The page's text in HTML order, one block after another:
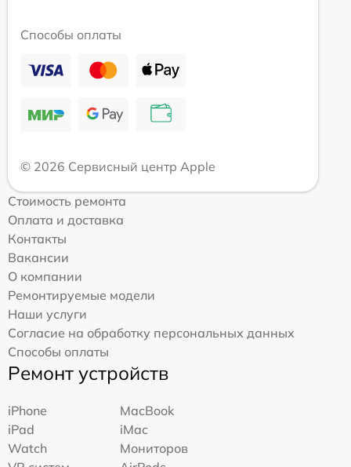
Способы оплаты
© 2026 Сервисный центр Apple
Стоимость ремонта
Оплата и доставка
Контакты
Вакансии
О компании
Ремонтируемые модели
Наши услуги
Согласие на обработку персональных данных
Способы оплаты
Ремонт устройств
iPhone
MacBook
iPad
iMac
Watch
Мониторов